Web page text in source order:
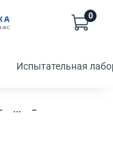
0
Испытательная
...